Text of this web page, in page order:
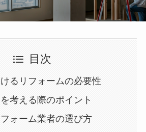
目次
るリフォームの必要性
考える際のポイント
ォーム業者の選び方